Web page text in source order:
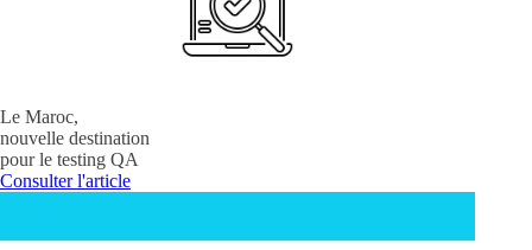
Le Maroc,
nouvelle destination
pour le testing QA
Consulter l'article